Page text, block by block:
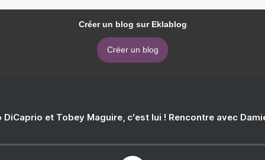
Créer un blog sur Eklablog
Créer un blog
DiCaprio et Tobey Maguire, c'est lui ! Rencontre avec